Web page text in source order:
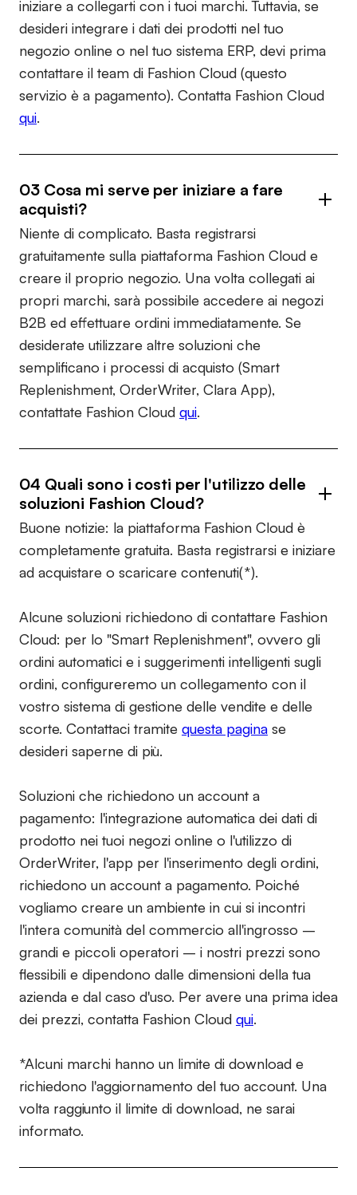
iniziare a collegarti con i tuoi marchi. Tuttavia, se
desideri integrare i dati dei prodotti nel tuo
negozio online o nel tuo sistema ERP, devi prima
contattare il team di Fashion Cloud (questo
servizio è a pagamento). Contatta Fashion Cloud
qui.
03 Cosa mi serve per iniziare a fare
acquisti?
Niente di complicato. Basta registrarsi
gratuitamente sulla piattaforma Fashion Cloud e
creare il proprio negozio. Una volta collegati ai
propri marchi, sarà possibile accedere ai negozi
B2B ed effettuare ordini immediatamente. Se
desiderate utilizzare altre soluzioni che
semplificano i processi di acquisto (Smart
Replenishment, OrderWriter, Clara App),
contattate Fashion Cloud qui.
04 Quali sono i costi per l'utilizzo delle
soluzioni Fashion Cloud?
Buone notizie: la piattaforma Fashion Cloud è
completamente gratuita. Basta registrarsi e iniziare
ad acquistare o scaricare contenuti(*).
Alcune soluzioni richiedono di contattare Fashion
Cloud: per lo "Smart Replenishment", ovvero gli
ordini automatici e i suggerimenti intelligenti sugli
ordini, configureremo un collegamento con il
vostro sistema di gestione delle vendite e delle
scorte. Contattaci tramite questa pagina se
desideri saperne di più.
Soluzioni che richiedono un account a
pagamento: l'integrazione automatica dei dati di
prodotto nei tuoi negozi online o l'utilizzo di
OrderWriter, l'app per l'inserimento degli ordini,
richiedono un account a pagamento. Poiché
vogliamo creare un ambiente in cui si incontri
l'intera comunità del commercio all'ingrosso –
grandi e piccoli operatori – i nostri prezzi sono
flessibili e dipendono dalle dimensioni della tua
azienda e dal caso d'uso. Per avere una prima idea
dei prezzi, contatta Fashion Cloud qui.
*Alcuni marchi hanno un limite di download e
richiedono l'aggiornamento del tuo account. Una
volta raggiunto il limite di download, ne sarai
informato.